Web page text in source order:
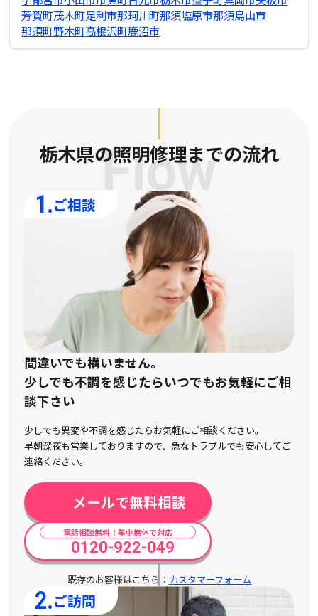
芳賀町茂木町足利市那珂川町那須塩原市那須烏山市
那須町野木町高根沢町鹿沼市
栃木県の照明修理までの流れ
Flow
1.ご相談
間違いでも構いません。
少しでも不調を感じたらいつでもお気軽にご相
談下さい
少しでも異変や不調を感じたらお気軽にご相談ください。
早朝深夜も営業しておりますので、急なトラブルでも安心してご
連絡ください。
メールで無料相談
電話相談無料！年中無休で対応
0120-922-049
既存のお客様はこちら： カスタマーフォーム
2.ご訪問